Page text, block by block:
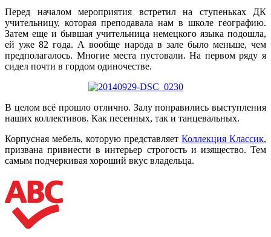
Перед началом мероприятия встретил на ступеньках ДК
учительницу, которая преподавала нам в школе географию.
Затем еще и бывшая учительница немецкого языка подошла,
ей уже 82 года. А вообще народа в зале было меньше, чем
предполагалось. Многие места пустовали. На первом ряду я
сидел почти в гордом одиночестве.
В целом всё прошло отлично. Залу понравились выступления
наших коллективов. Как песенных, так и танцевальных.
Корпусная мебель, которую представляет Коллекция Классик,
призвана привнести в интерьер строгость и изящество. Тем
самым подчеркивая хороший вкус владельца.